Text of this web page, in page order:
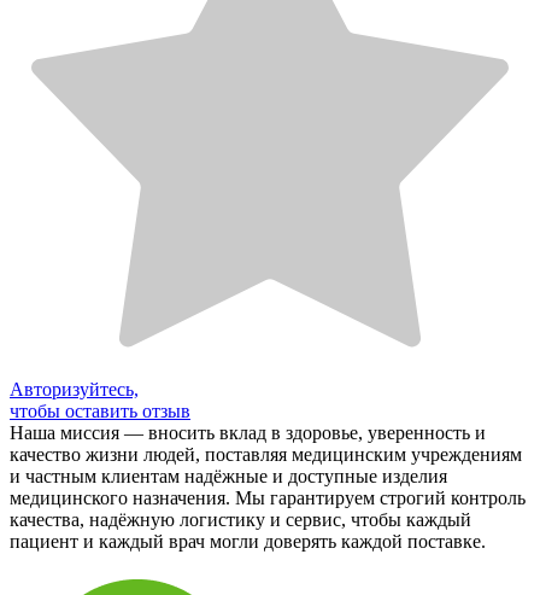
Авторизуйтесь,
чтобы оставить отзыв
Наша миссия — вносить вклад в здоровье, уверенность и
качество жизни людей, поставляя медицинским учреждениям
и частным клиентам надёжные и доступные изделия
медицинского назначения. Мы гарантируем строгий контроль
качества, надёжную логистику и сервис, чтобы каждый
пациент и каждый врач могли доверять каждой поставке.